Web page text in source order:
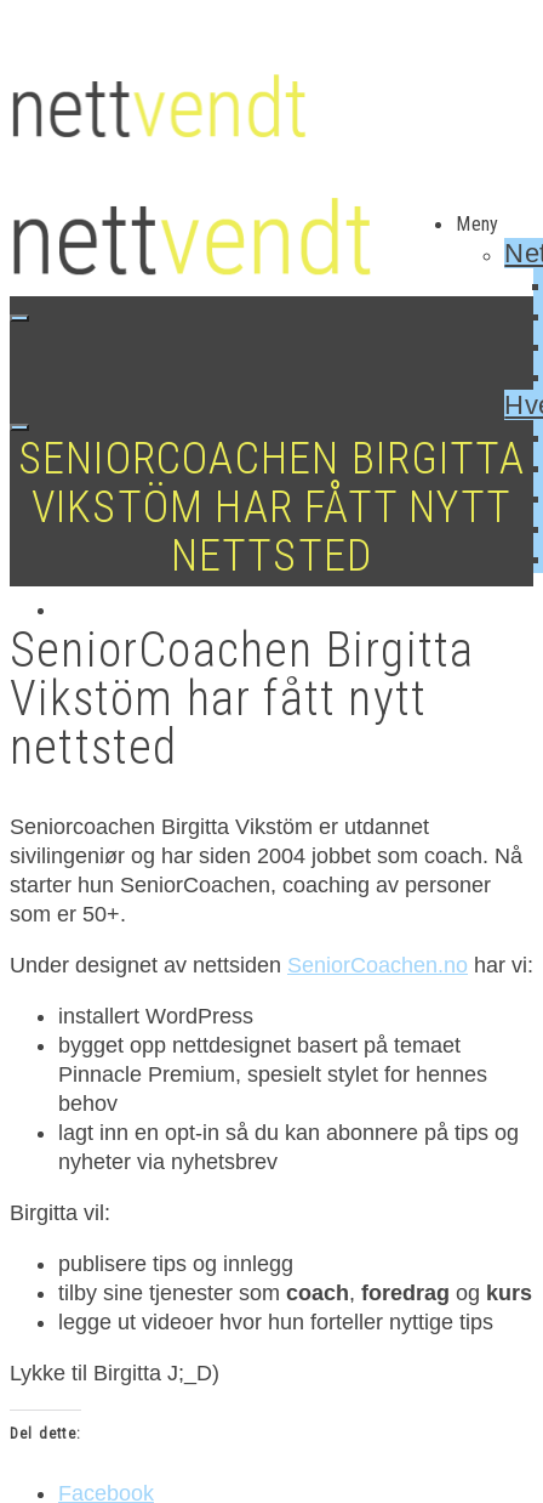
Meny
SENIORCOACHEN BIRGITTA
VIKSTÖM HAR FÅTT NYTT
NETTSTED
SeniorCoachen Birgitta
Vikstöm har fått nytt
nettsted
Seniorcoachen Birgitta Vikstöm er utdannet
sivilingeniør og har siden 2004 jobbet som coach. Nå
starter hun SeniorCoachen, coaching av personer
som er 50+.
Under designet av nettsiden SeniorCoachen.no har vi:
installert WordPress
bygget opp nettdesignet basert på temaet
Pinnacle Premium, spesielt stylet for hennes
behov
lagt inn en opt-in så du kan abonnere på tips og
nyheter via nyhetsbrev
Birgitta vil:
publisere tips og innlegg
tilby sine tjenester som coach, foredrag og kurs
legge ut videoer hvor hun forteller nyttige tips
Lykke til Birgitta J;_D)
Del dette:
Facebook